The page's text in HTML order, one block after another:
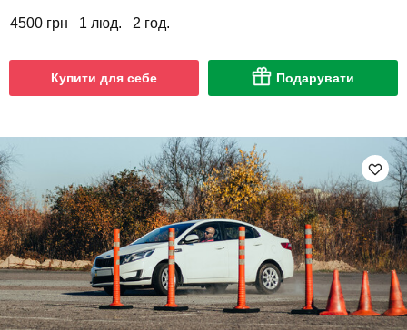
4500 грн 1 люд. 2 год.
Купити для себе Подарувати